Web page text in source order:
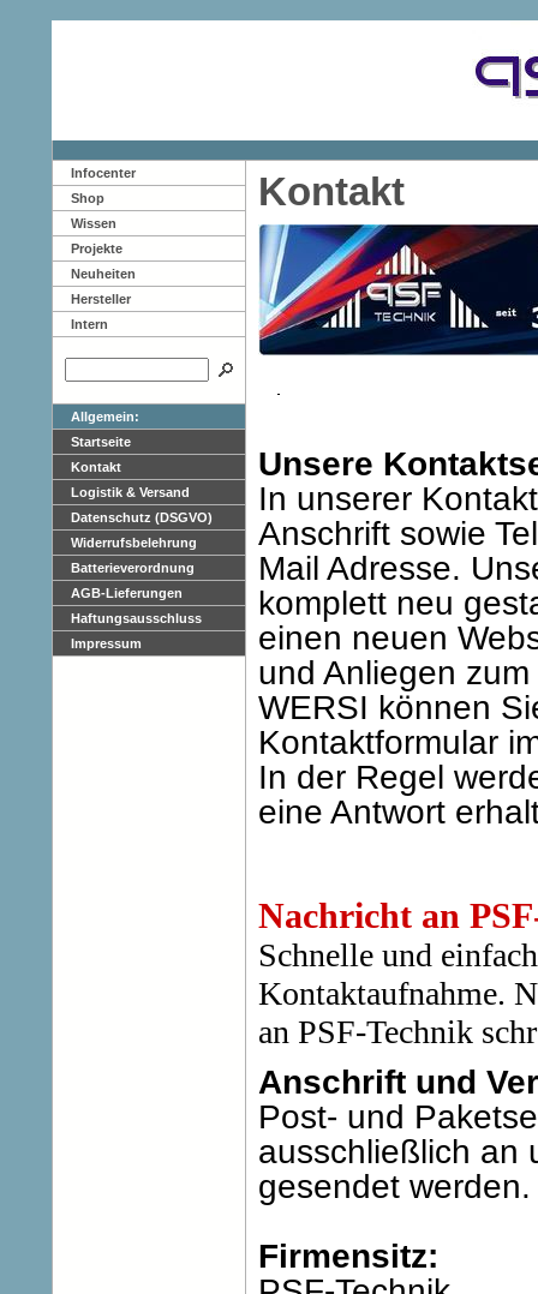
Infocenter
Shop
Wissen
Projekte
Neuheiten
Hersteller
Intern
Allgemein:
Startseite
Kontakt
Logistik & Versand
Datenschutz (DSGVO)
Widerrufsbelehrung
Batterieverordnung
AGB-Lieferungen
Haftungsausschluss
Impressum
Kontakt
Unsere
In unserer
Anschrift sowie
Mail Adresse.
komplett neu
einen neuen
und Anliegen
WERSI können
Kontaktformular
In der Regel
eine Antwort
Nachricht an
Schnelle und
Kontaktaufnahme.
an PSF-Technik
Anschrift und
Post- und
ausschließlich an
gesendet werden.
Firmensitz: